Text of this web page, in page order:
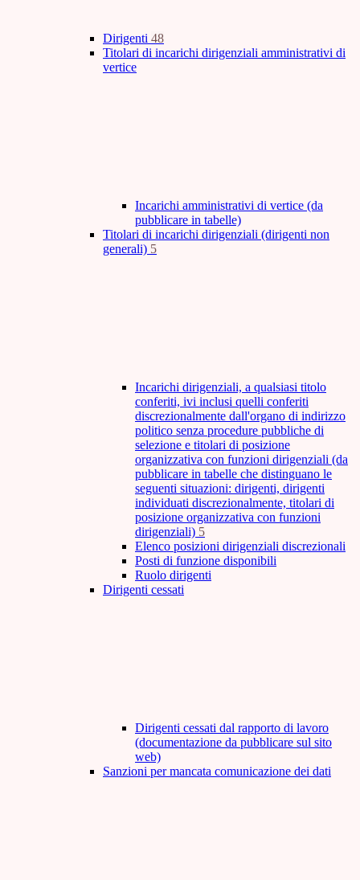
Dirigenti 48
Titolari di incarichi dirigenziali amministrativi di
vertice
Incarichi amministrativi di vertice (da
pubblicare in tabelle)
Titolari di incarichi dirigenziali (dirigenti non
generali) 5
Incarichi dirigenziali, a qualsiasi titolo
conferiti, ivi inclusi quelli conferiti
discrezionalmente dall'organo di indirizzo
politico senza procedure pubbliche di
selezione e titolari di posizione
organizzativa con funzioni dirigenziali (da
pubblicare in tabelle che distinguano le
seguenti situazioni: dirigenti, dirigenti
individuati discrezionalmente, titolari di
posizione organizzativa con funzioni
dirigenziali) 5
Elenco posizioni dirigenziali discrezionali
Posti di funzione disponibili
Ruolo dirigenti
Dirigenti cessati
Dirigenti cessati dal rapporto di lavoro
(documentazione da pubblicare sul sito
web)
Sanzioni per mancata comunicazione dei dati